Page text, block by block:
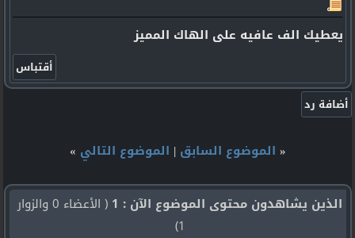
يعطيك الف عافيه على الهاك المميز
« الموضوع السابق | الموضوع التالي »
الذين يشاهدون محتوى الموضوع الآن : 1
( الأعضاء 0 والزوار
1)